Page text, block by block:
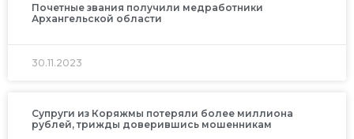
Почетные звания получили медработники
Архангельской области
30.11.2023
Супруги из Коряжмы потеряли более миллиона
рублей, трижды доверившись мошенникам